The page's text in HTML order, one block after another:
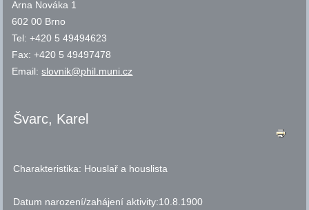
Arna Nováka 1
602 00 Brno
Tel: +420 5 49494623
Fax: +420 5 49497478
Email:slovnik@phil.muni.cz
Švarc, Karel
Charakteristika: Houslař a houslista
Datum narození/zahájení aktivity:10.8.1900